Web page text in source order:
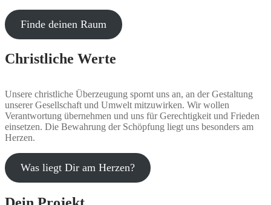
Finde deinen Raum
Christliche Werte
Unsere christliche Überzeugung spornt uns an, an der Gestaltung
unserer Gesellschaft und Umwelt mitzuwirken. Wir wollen
Verantwortung übernehmen und uns für Gerechtigkeit und Frieden
einsetzen. Die Bewahrung der Schöpfung liegt uns besonders am
Herzen.
Was liegt Dir am Herzen?